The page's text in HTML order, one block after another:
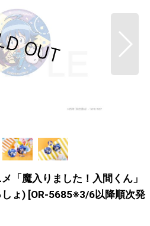
「魔入りました！入間くん」
ょ) [OR-5685※3/6以降順次発